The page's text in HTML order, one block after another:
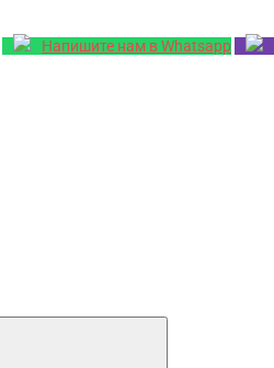
Напишите нам в Whatsapp